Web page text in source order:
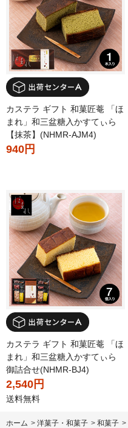
カステラ ギフト 和菓匠菴 「ほ
まれ」和三盆糖入かすてぃら
【抹茶】(NHMR-AJM4)
940円
カステラ ギフト 和菓匠菴 「ほ
まれ」和三盆糖入かすてぃら
御詰合せ(NHMR-BJ4)
2,540円
送料無料
ホーム > 洋菓子・和菓子 > 和菓子 >